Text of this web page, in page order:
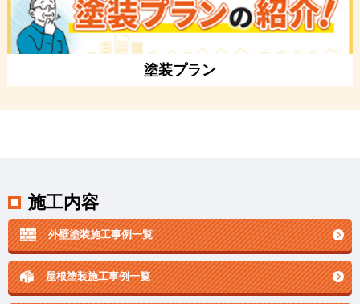
塗装プラン
施工内容
外壁塗装施工事例一覧
屋根塗装施工事例一覧